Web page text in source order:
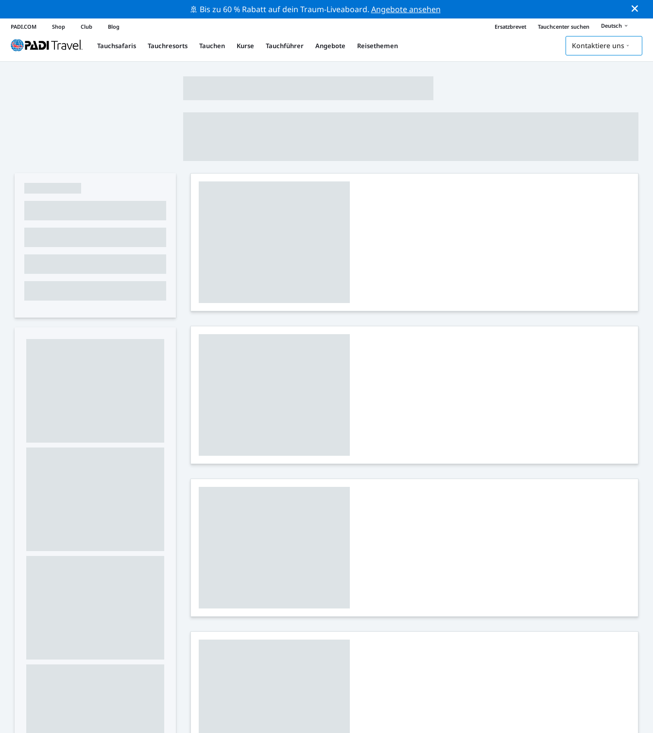
🚢 Bis zu 60 % Rabatt auf dein Traum-Liveaboard. Angebote ansehen
PADI.COM Shop Club Blog Ersatzbrevet Tauchcenter suchen Deutsch
Tauchsafaris Tauchresorts Tauchen Kurse Tauchführer Angebote Reisethemen Kontaktiere uns